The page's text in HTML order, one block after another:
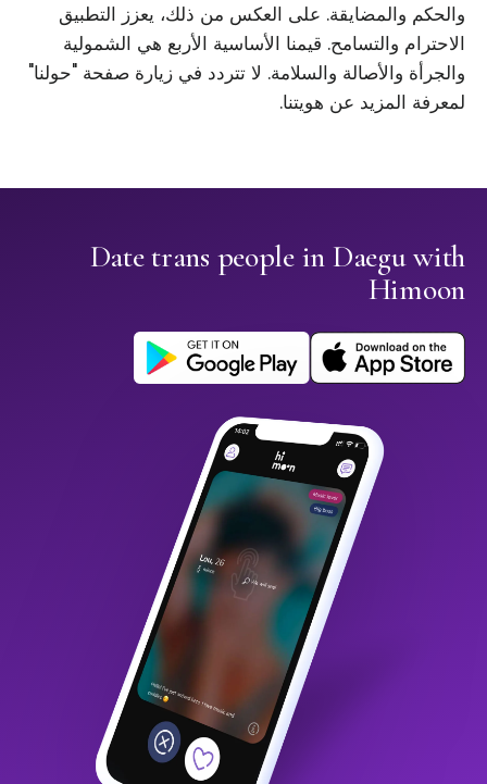
والحكم والمضايقة. على العكس من ذلك، يعزز التطبيق
الاحترام والتسامح. قيمنا الأساسية الأربع هي الشمولية
والجرأة والأصالة والسلامة. لا تتردد في زيارة صفحة "حولنا"
لمعرفة المزيد عن هويتنا.
Date trans people in Daegu with
Himoon